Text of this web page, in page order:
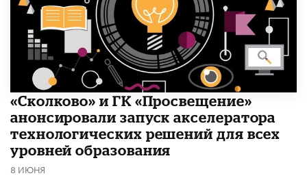
«Сколково» и ГК «Просвещение»
анонсировали запуск акселератора
технологических решений для всех
уровней образования
8 ИЮНЯ